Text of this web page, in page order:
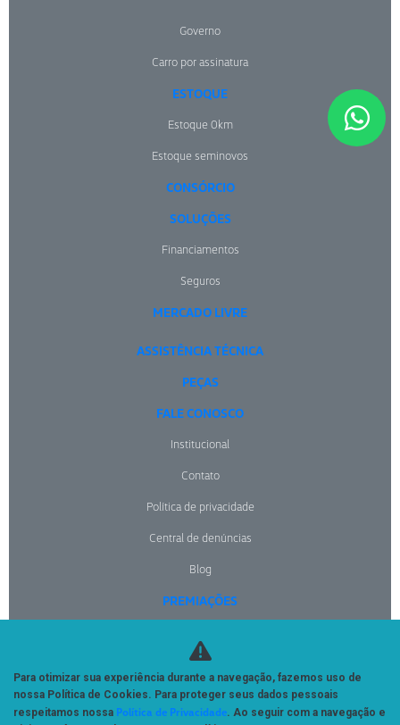
Governo
Carro por assinatura
ESTOQUE
Estoque 0km
Estoque seminovos
CONSÓRCIO
SOLUÇÕES
Financiamentos
Seguros
MERCADO LIVRE
ASSISTÊNCIA TÉCNICA
PEÇAS
FALE CONOSCO
Institucional
Contato
Política de privacidade
Central de denúncias
Blog
PREMIAÇÕES
No trânsito, enxergar o outro salva vidas.
Para otimizar sua experiência durante a navegação, fazemos uso de
nossa Política de Cookies. Para proteger seus dados pessoais
respeitamos nossa Política de Privacidade. Ao seguir com a navegação e